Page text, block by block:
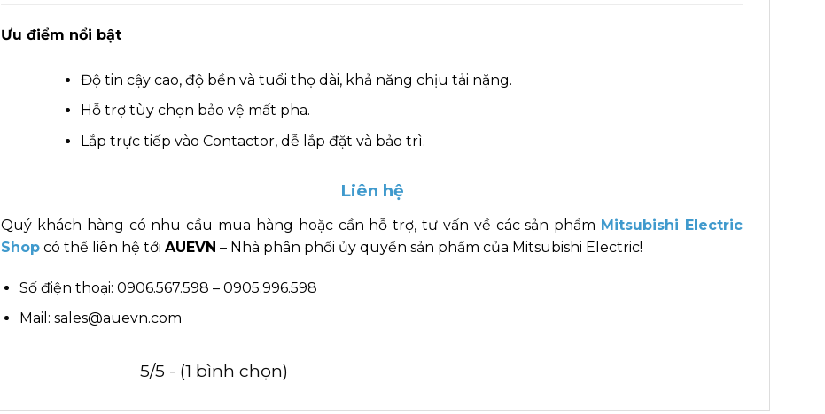
Ưu điểm nổi bật
Độ tin cậy cao, độ bền và tuổi thọ dài, khả năng chịu tải nặng.
Hỗ trợ tùy chọn bảo vệ mất pha.
Lắp trực tiếp vào Contactor, dễ lắp đặt và bảo trì.
Liên hệ
Quý khách hàng có nhu cầu mua hàng hoặc cần hỗ trợ, tư vấn về các sản phẩm Mitsubishi Electric
Shop có thể liên hệ tới AUEVN – Nhà phân phối ủy quyền sản phẩm của Mitsubishi Electric!
Số điện thoại: 0906.567.598 – 0905.996.598
Mail: sales@auevn.com
5/5 - (1 bình chọn)